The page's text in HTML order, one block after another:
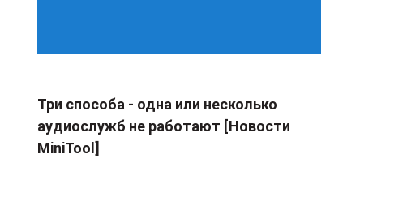
Три способа - одна или несколько
аудиослужб не работают [Новости
MiniTool]